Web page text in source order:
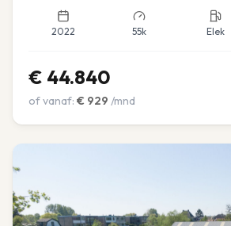
2022 55k Elek
€ 44.840
of vanaf: € 929 /mnd